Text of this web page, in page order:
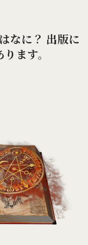
なに？ 出版に
ます。